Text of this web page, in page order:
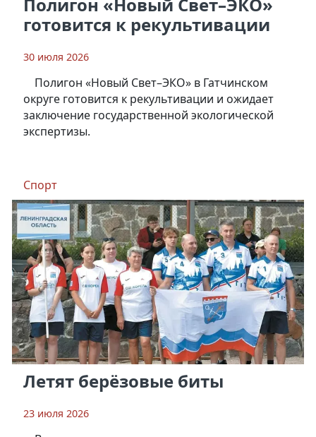
готовится к рекультивации
30 июля 2026
Полигон «Новый Свет–ЭКО» в Гатчинском
округе готовится к рекультивации и ожидает
заключение государственной экологической
экспертизы.
Спорт
Летят берёзовые биты
23 июля 2026